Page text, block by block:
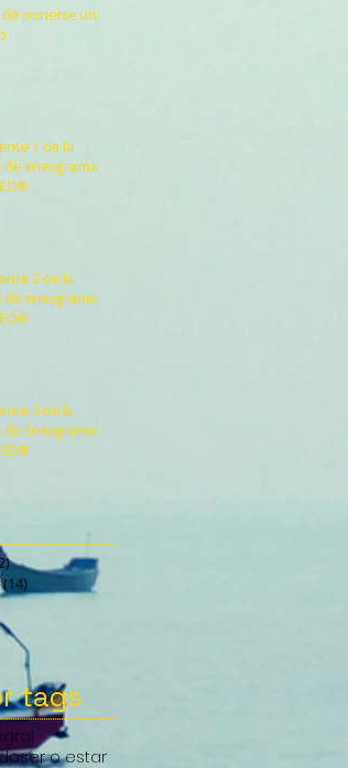
ponerse un
1 de la
eneagrama
2 de la
eneagrama
3 de la
Eneagrama
2 entradas
(14) 14 entradas
entrada
30 entradas
tags
ser o estar